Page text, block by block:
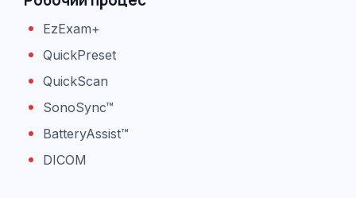
EzExam+
QuickPreset
QuickScan
SonoSync™
BatteryAssist™
DICOM